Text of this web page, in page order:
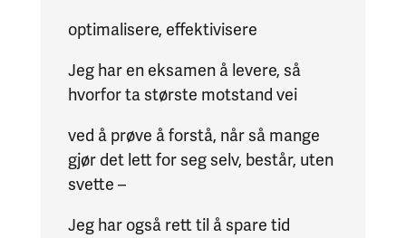
optimalisere, effektivisere
Jeg har en eksamen å levere, så
hvorfor ta største motstand vei
ved å prøve å forstå, når så mange
gjør det lett for seg selv, består, uten
svette –
Jeg har også rett til å spare tid